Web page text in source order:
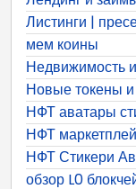
Листинги |
мем коины
Недвижимость
Новые токены
НФТ аватары
НФТ
НФТ Стикери
обзор L0